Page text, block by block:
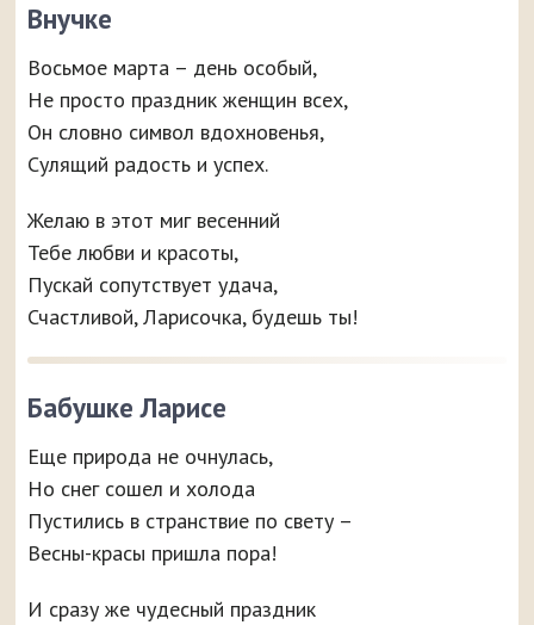
Внучке
Восьмое марта – день особый,
Не просто праздник женщин всех,
Он словно символ вдохновенья,
Сулящий радость и успех.
Желаю в этот миг весенний
Тебе любви и красоты,
Пускай сопутствует удача,
Счастливой, Ларисочка, будешь ты!
Бабушке Ларисе
Еще природа не очнулась,
Но снег сошел и холода
Пустились в странствие по свету –
Весны-красы пришла пора!
И сразу же чудесный праздник